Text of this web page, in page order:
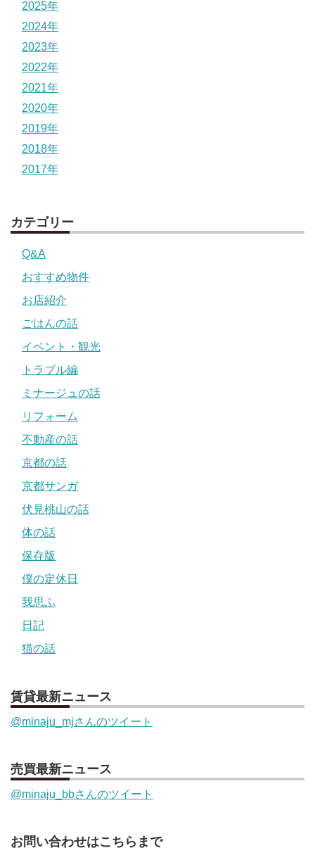
2025年
2024年
2023年
2022年
2021年
2020年
2019年
2018年
2017年
カテゴリー
Q&A
おすすめ物件
お店紹介
ごはんの話
イベント・観光
トラブル編
ミナージュの話
リフォーム
不動産の話
京都の話
京都サンガ
伏見桃山の話
体の話
保存版
僕の定休日
我思ふ
日記
猫の話
賃貸最新ニュース
@minaju_mjさんのツイート
売買最新ニュース
@minaju_bbさんのツイート
お問い合わせはこちらまで